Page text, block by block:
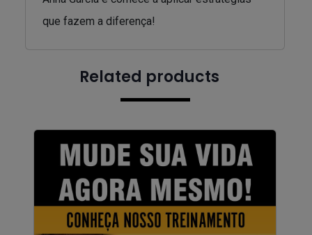
que fazem a diferença!
Related products